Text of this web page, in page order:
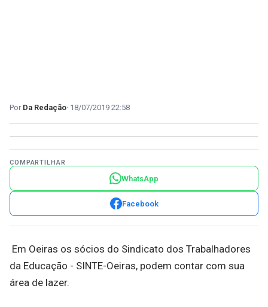
Da Redação 18/07/2019 22:58
COMPARTILHAR
WhatsApp
Facebook
Em Oeiras os sócios do Sindicato dos Trabalhadores
da Educação - SINTE-Oeiras, podem contar com sua
área de lazer.